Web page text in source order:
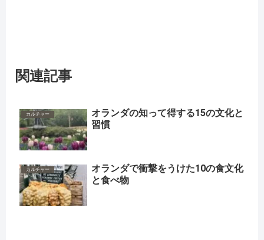
関連記事
カルチャー
オランダの知って得する15の文化と
習慣
カルチャー
オランダで衝撃をうけた10の食文化
と食べ物